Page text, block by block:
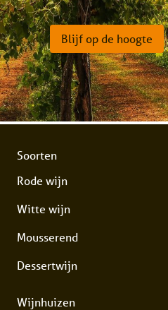
Blijf op de hoogte
Soorten
Rode wijn
Witte wijn
Mousserend
Dessertwijn
Wijnhuizen